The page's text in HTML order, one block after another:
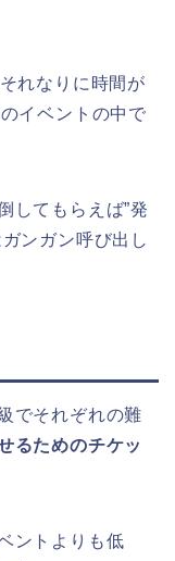
れなりに時間が
イベントの中で
してもらえば”発
ンガン呼び出し
でそれぞれの難
るためのチケッ
ントよりも低